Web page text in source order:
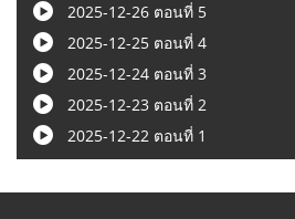
2025-12-26 ตอนที่ 5
2025-12-25 ตอนที่ 4
2025-12-24 ตอนที่ 3
2025-12-23 ตอนที่ 2
2025-12-22 ตอนที่ 1